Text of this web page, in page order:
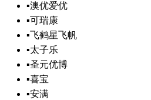
▪澳优爱优
▪可瑞康
▪飞鹤星飞帆
▪太子乐
▪圣元优博
▪喜宝
▪安满